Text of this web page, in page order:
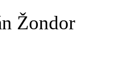
Žondor